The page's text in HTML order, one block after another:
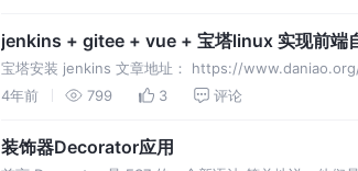
jenkins + gitee + vue + 宝塔linux 实现前端
宝塔安装 jenkins 文章地址： https://
ci.org/downl
4年前 799 3 评论
装饰器Decorator应用